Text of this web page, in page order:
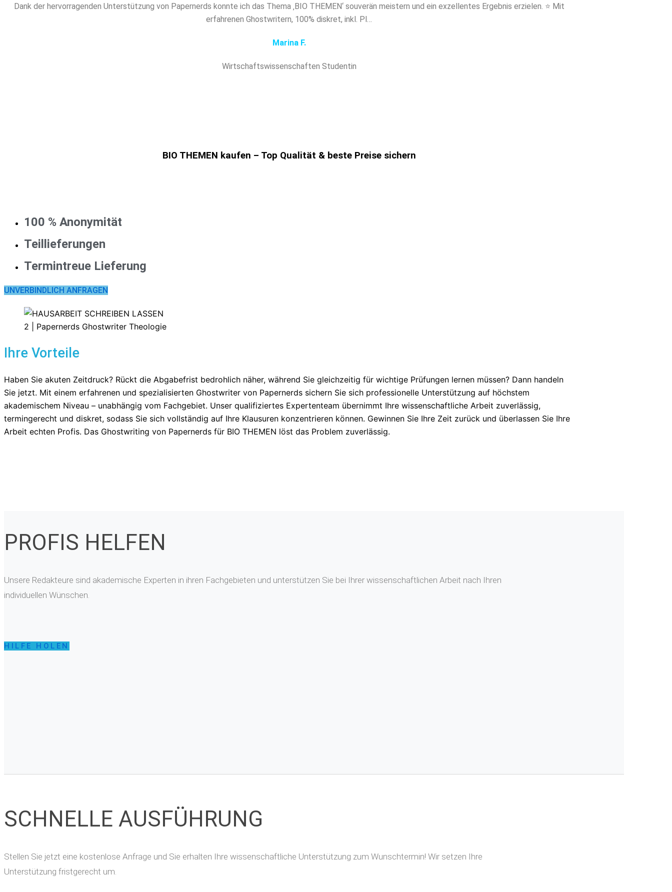
Dank der hervorragenden Unterstützung von Papernerds konnte ich das Thema ‚BIO THEMEN‘ souverän meistern und ein exzellentes Ergebnis erzielen. ⭐ Mit
erfahrenen Ghostwritern, 100% diskret, inkl. Pl…
Marina F.
Wirtschaftswissenschaften Studentin
BIO THEMEN kaufen – Top Qualität & beste Preise sichern
100 % Anonymität
Teillieferungen
Termintreue Lieferung
UNVERBINDLICH ANFRAGEN
Ihre Vorteile
Haben Sie akuten Zeitdruck? Rückt die Abgabefrist bedrohlich näher, während Sie gleichzeitig für wichtige Prüfungen lernen müssen? Dann handeln
Sie jetzt. Mit einem erfahrenen und spezialisierten Ghostwriter von Papernerds sichern Sie sich professionelle Unterstützung auf höchstem
akademischem Niveau – unabhängig vom Fachgebiet. Unser qualifiziertes Expertenteam übernimmt Ihre wissenschaftliche Arbeit zuverlässig,
termingerecht und diskret, sodass Sie sich vollständig auf Ihre Klausuren konzentrieren können. Gewinnen Sie Ihre Zeit zurück und überlassen Sie Ihre
Arbeit echten Profis. Das Ghostwriting von Papernerds für BIO THEMEN löst das Problem zuverlässig.
PROFIS HELFEN
Unsere Redakteure sind akademische Experten in ihren Fachgebieten und unterstützen Sie bei Ihrer wissenschaftlichen Arbeit nach Ihren
individuellen Wünschen.
HILFE HOLEN
SCHNELLE AUSFÜHRUNG
Stellen Sie jetzt eine kostenlose Anfrage und Sie erhalten Ihre wissenschaftliche Unterstützung zum Wunschtermin! Wir setzen Ihre
Unterstützung fristgerecht um.